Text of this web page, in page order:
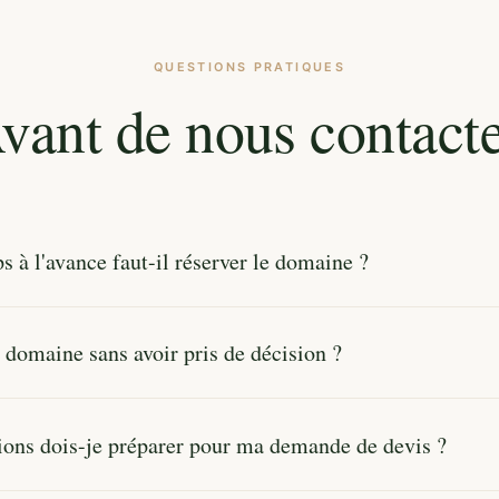
QUESTIONS PRATIQUES
de nous
à l'avance faut-il réserver le domaine ?
partent en premier. Pour les séminaires ou retraites, 3 à 6
sans avoir pris de décision ?
souvent le meilleur moyen de décider. Nous organisons
dois-je préparer pour ma demande de devis ?